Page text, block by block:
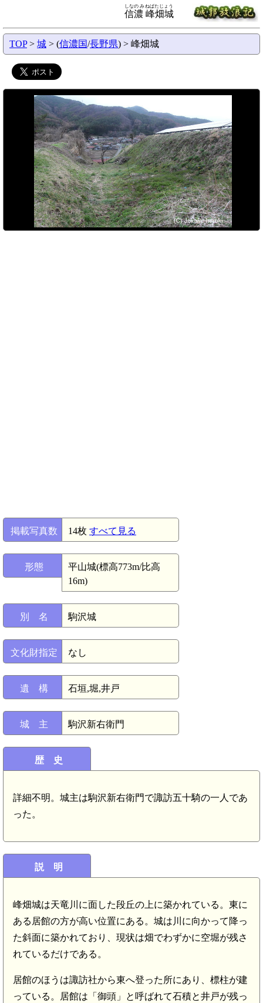
信濃 峰畑城
しなの みねばたじょう
TOP> 城 > (信濃国/長野県) > 峰畑城
掲載写真数 14枚 すべて見る
形態
平山城(標高773m/比高
16m)
別 名 駒沢城
文化財指定 なし
遺 構 石垣,堀,井戸
城 主 駒沢新右衛門
歴 史
詳細不明。城主は駒沢新右衛門で諏訪五十騎の一人であ
った。
説 明
峰畑城は天竜川に面した段丘の上に築かれている。東に
ある居館の方が高い位置にある。城は川に向かって降っ
た斜面に築かれており、現状は畑でわずかに空堀が残さ
れているだけである。
居館のほうは諏訪社から東へ登った所にあり、標柱が建
っている。居館は「御頭」と呼ばれて石積と井戸が残っ